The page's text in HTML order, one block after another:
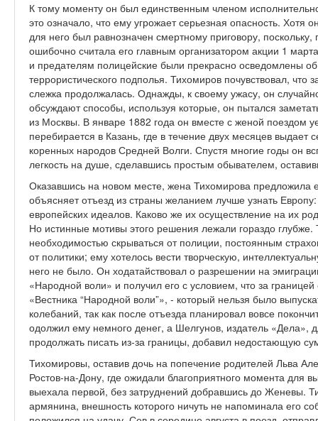
К тому моменту он был единственным членом
это означало, что ему угрожает серьезная опасность. Хотя
для него был равнозначен смертному приговору,
ошибочно считала его главным организатором акции 1
и предателям полицейские были прекрасно осведомлены об
террористического подполья. Тихомиров почувствовал, что
слежка продолжалась. Однажды, к своему ужасу, он
обсуждают способы, используя которые, он пытался
из Москвы. В январе 1882 года он вместе с женой поездом
перебирается в Казань, где в течение двух месяцев выдает
коренных народов Средней Волги. Спустя многие годы он
легкость на душе, сделавшись простым обывателем,
Оказавшись на новом месте, жена Тихомирова предложила
объясняет отъезд из страны желанием лучше узнать
европейских идеалов. Каково же их осуществление на их
Но истинные мотивы этого решения лежали гораздо
необходимостью скрываться от полиции, постоянным
от политики; ему хотелось вести творческую,
него не было. Он ходатайствовал о разрешении на
«Народной воли» и получил его с условием, что за
«Вестника “Народной воли”», - который нельзя было
колебаний, так как после отъезда планировал вовсе
одолжил ему немного денег, а Шелгунов, издатель «Дела»,
продолжать писать из-за границы, добавил недостающую
Тихомировы, оставив дочь на попечение родителей Льва
Ростов-на-Дону, где ожидали благоприятного момента для
выехала первой, без затруднений добравшись до Женевы.
армянина, внешность которого ничуть не напоминала его